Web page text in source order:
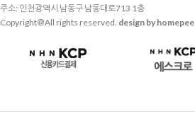
주소: 인천광역시 남동구 남동대로713 1층
Copyright＠All rights reserved. design by homepee